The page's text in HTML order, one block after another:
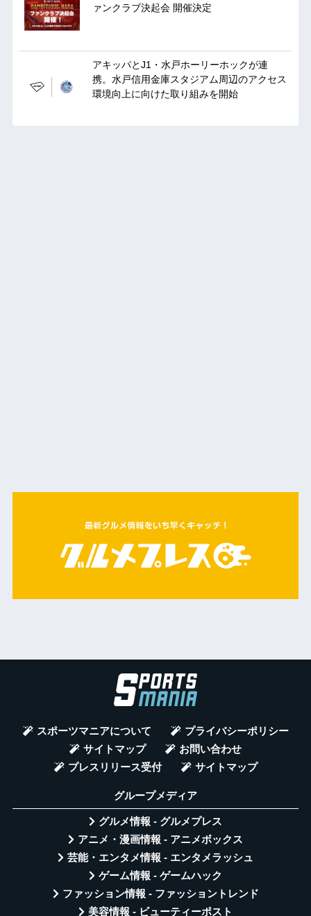
ァンクラブ決起会 開催決定
アキッパとJ1・水戸ホーリーホックが連
携。水戸信用金庫スタジアム周辺のアクセス
環境向上に向けた取り組みを開始
スポーツマニアについて
プライバシーポリシー
サイトマップ
お問い合わせ
プレスリリース受付
サイトマップ
グループメディア
グルメ情報 - グルメプレス
アニメ・漫画情報 - アニメボックス
芸能・エンタメ情報 - エンタメラッシュ
ゲーム情報 - ゲームハック
ファッション情報 - ファッショントレンド
美容情報 - ビューティーポスト